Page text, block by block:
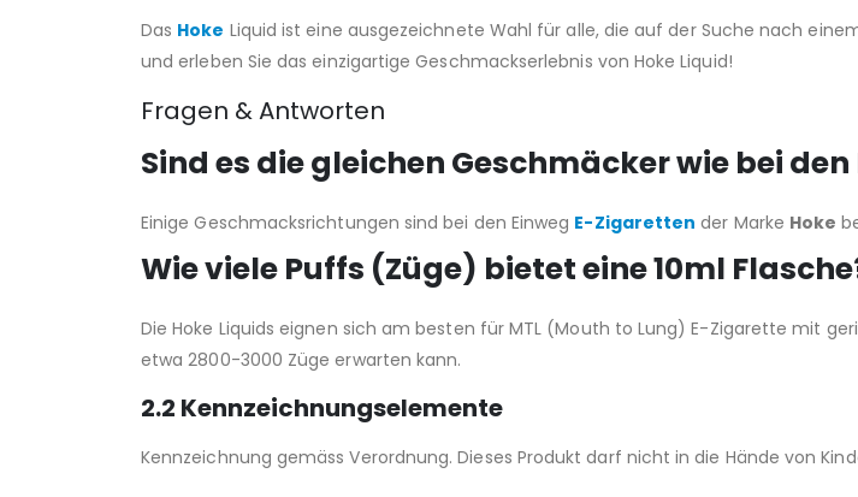
Das Hoke Liquid ist eine ausgezeichnete Wahl für alle, die auf der Suche nach
und erleben Sie das einzigartige Geschmackserlebnis von Hoke Liquid!
Fragen & Antworten
Sind es die gleichen Geschmäcker wie bei
Einige Geschmacksrichtungen sind bei den Einweg E-Zigaretten der Marke Hoke
Wie viele Puffs (Züge) bietet eine 10ml
Die Hoke Liquids eignen sich am besten für MTL (Mouth to Lung) E-Zigarette mit
etwa 2800-3000 Züge erwarten kann.
2.2 Kennzeichnungselemente
Kennzeichnung gemäss Verordnung. Dieses Produkt darf nicht in die Hände von